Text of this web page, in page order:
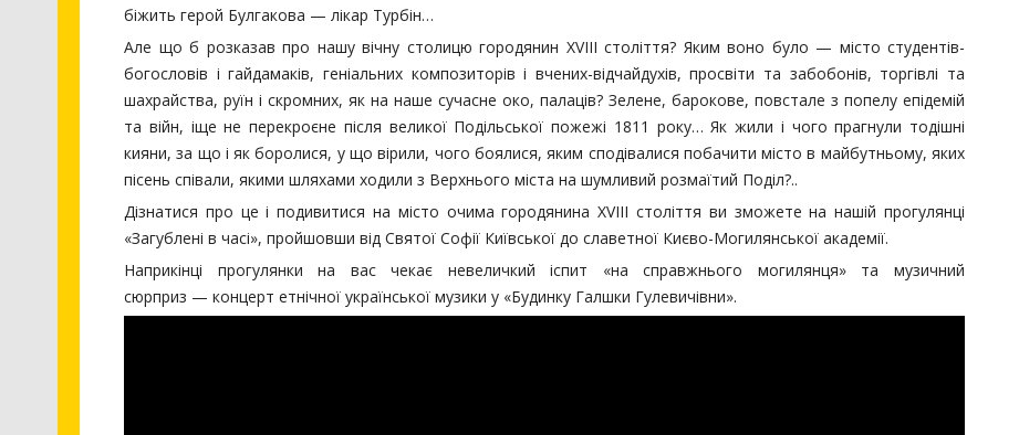
біжить герой Булгакова — лікар Турбін…
Але що б розказав про нашу вічну столицю городянин XVIII століття? Яким воно було — місто студентів-
богословів і гайдамаків, геніальних композиторів і вчених-відчайдухів, просвіти та забобонів, торгівлі та
шахрайства, руїн і скромних, як на наше сучасне око, палаців? Зелене, барокове, повстале з попелу епідемій
та війн, іще не перекроєне після великої Подільської пожежі 1811 року… Як жили і чого прагнули тодішні
кияни, за що і як боролися, у що вірили, чого боялися, яким сподівалися побачити місто в майбутньому, яких
пісень співали, якими шляхами ходили з Верхнього міста на шумливий розмаїтий Поділ?..
Дізнатися про це і подивитися на місто очима городянина XVIII століття ви зможете на нашій прогулянці
«Загублені в часі», пройшовши від Святої Софії Київської до славетної Києво-Могилянської академії.
Наприкінці прогулянки на вас чекає невеличкий іспит «на справжнього могилянця» та музичний
сюрприз — концерт етнічної української музики у «Будинку Галшки Гулевичівни».